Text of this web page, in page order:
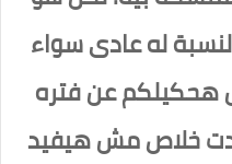
له عادى سواء
هحكيلكم عن فتره
خلاص مش هيفيد